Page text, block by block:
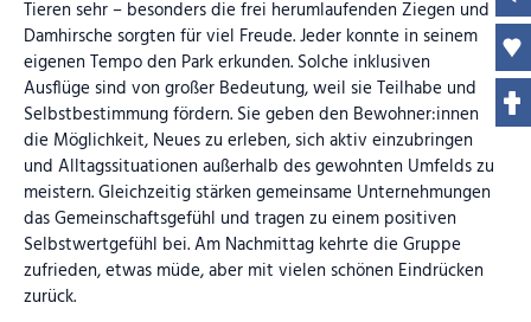
Tieren sehr – besonders die frei herumlaufenden Ziegen und
Damhirsche sorgten für viel Freude. Jeder konnte in seinem
eigenen Tempo den Park erkunden. Solche inklusiven
Ausflüge sind von großer Bedeutung, weil sie Teilhabe und
Selbstbestimmung fördern. Sie geben den Bewohner:innen
die Möglichkeit, Neues zu erleben, sich aktiv einzubringen
und Alltagssituationen außerhalb des gewohnten Umfelds zu
meistern. Gleichzeitig stärken gemeinsame Unternehmungen
das Gemeinschaftsgefühl und tragen zu einem positiven
Selbstwertgefühl bei. Am Nachmittag kehrte die Gruppe
zufrieden, etwas müde, aber mit vielen schönen Eindrücken
zurück.